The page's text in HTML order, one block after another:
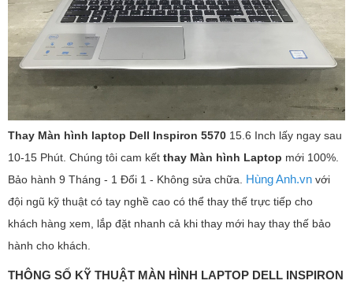
Thay Màn hình laptop Dell Inspiron 5570 15.6 Inch lấy ngay sau
10-15 Phút. Chúng tôi cam kết thay Màn hình Laptop mới 100%.
Bảo hành 9 Tháng - 1 Đổi 1 - Không sửa chữa. Hùng Anh.vn với
đội ngũ kỹ thuật có tay nghề cao có thể thay thế trực tiếp cho
khách hàng xem, lắp đặt nhanh cả khi thay mới hay thay thế bảo
hành cho khách.
THÔNG SỐ KỸ THUẬT MÀN HÌNH LAPTOP DELL INSPIRON